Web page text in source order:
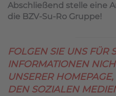
Abschließend stelle eine
die BZV-Su-Ro Gruppe!
FOLGEN SIE UNS FÜR
INFORMATIONEN
UNSERER
DEN SOZIALEN